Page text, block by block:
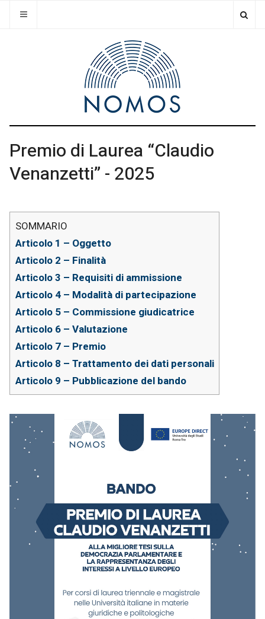
Premio di Laurea “Claudio
Venanzetti” - 2025
Articolo 1 – Oggetto
Articolo 2 – Finalità
Articolo 3 – Requisiti di ammissione
Articolo 4 – Modalità di partecipazione
Articolo 5 – Commissione giudicatrice
Articolo 6 – Valutazione
Articolo 7 – Premio
Articolo 8 – Trattamento dei dati personali
Articolo 9 – Pubblicazione del bando